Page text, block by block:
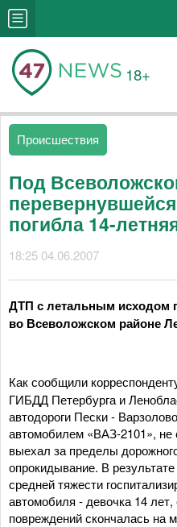
18+
Происшествия
Под
погибла 14-
18:25 04.06.2007
ДТП с летальным исходом
во Всеволожском районе
Как сообщили
ГИБДД Петербурга и
автодороги Пески -
автомобилем «ВАЗ-2101», не
выехал за пределы
опрокидывание. В
средней тяжести
автомобиля - девочка 14
повреждений скончалась на